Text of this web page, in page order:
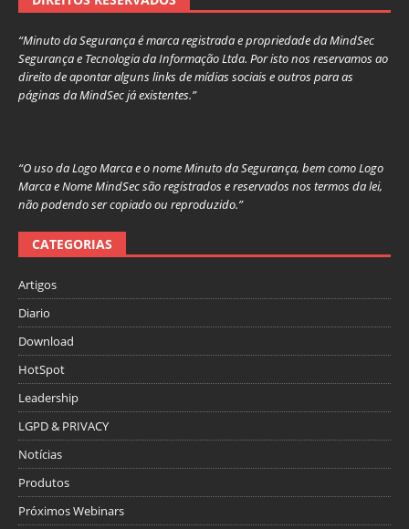
“Minuto da Segurança é marca registrada e propriedade da MindSec
Segurança e Tecnologia da Informação Ltda. Por isto nos reservamos ao
direito de apontar alguns links de mídias sociais e outros para as
páginas da MindSec já existentes.”
“O uso da Logo Marca e o nome Minuto da Segurança, bem como Logo
Marca e Nome MindSec são registrados e reservados nos termos da lei,
não podendo ser copiado ou reproduzido.”
CATEGORIAS
Artigos
Diario
Download
HotSpot
Leadership
LGPD & PRIVACY
Notícias
Produtos
Próximos Webinars